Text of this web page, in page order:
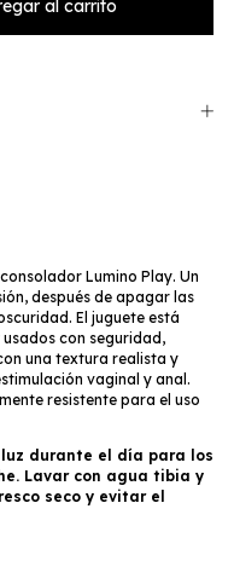
Lumino Play. Un
después de apagar las
El juguete está
usados con seguridad,
una textura realista y
vaginal y anal.
resistente para el uso
durante el día para los
Lavar con agua tibia y
seco y evitar el